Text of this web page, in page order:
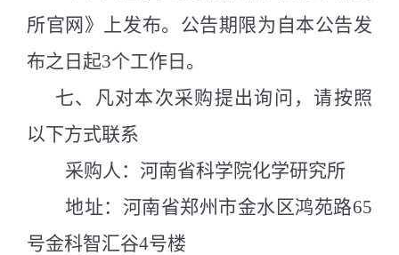
所官网》上发布。 公告期限为 自本公告发
布之日起3个工作日。
七、凡对本次采购提出询问，请按照
以下方式联系
采购人：河南省科学院化学研究所
地址：河南省郑州市金水区鸿苑路65
号金科智汇谷4号楼